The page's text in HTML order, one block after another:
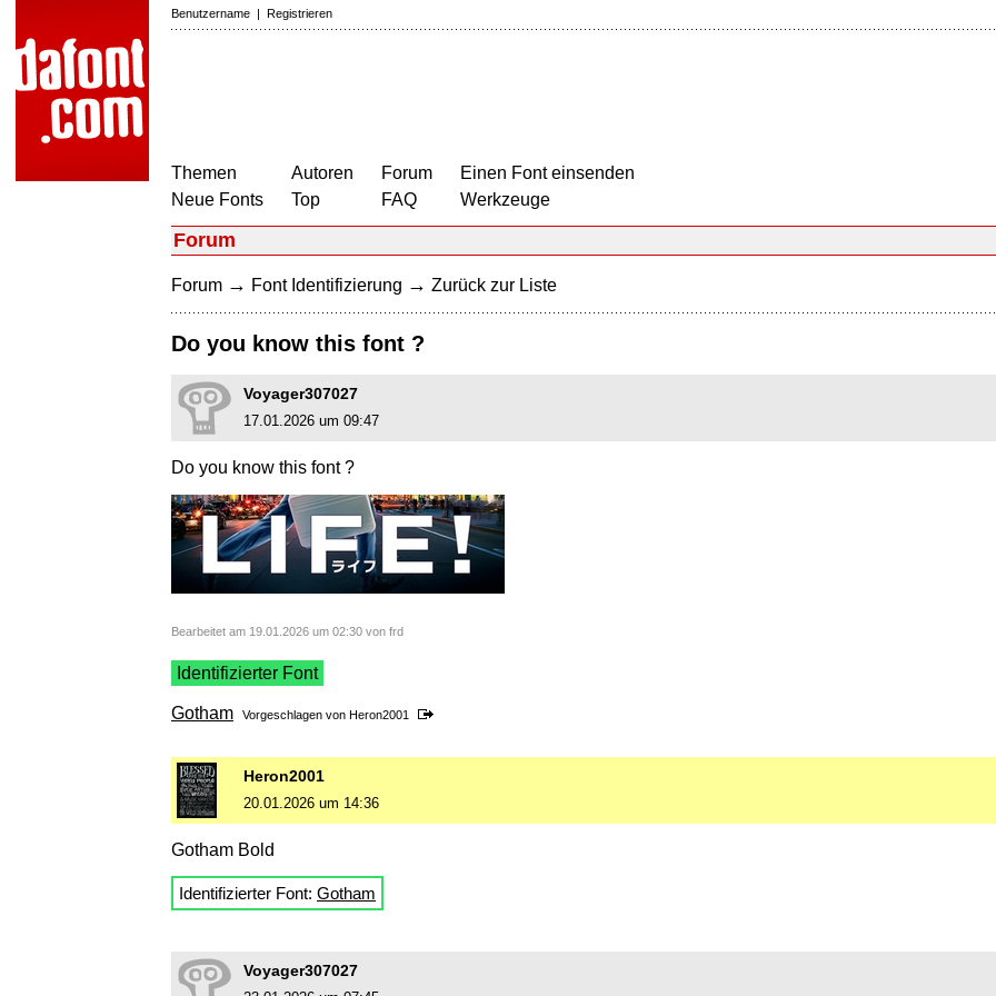
Benutzername | Registrieren
Themen
Neue Fonts
Autoren
Top
Forum
FAQ
Einen Font einsenden
Werkzeuge
Forum
Forum → Font Identifizierung → Zurück zur Liste
Do you know this font ?
Voyager307027
17.01.2026 um 09:47
Do you know this font ?
Bearbeitet am 19.01.2026 um 02:30 von frd
Identifizierter Font
Gotham Vorgeschlagen von Heron2001
Heron2001
20.01.2026 um 14:36
Gotham Bold
Identifizierter Font: Gotham
Voyager307027